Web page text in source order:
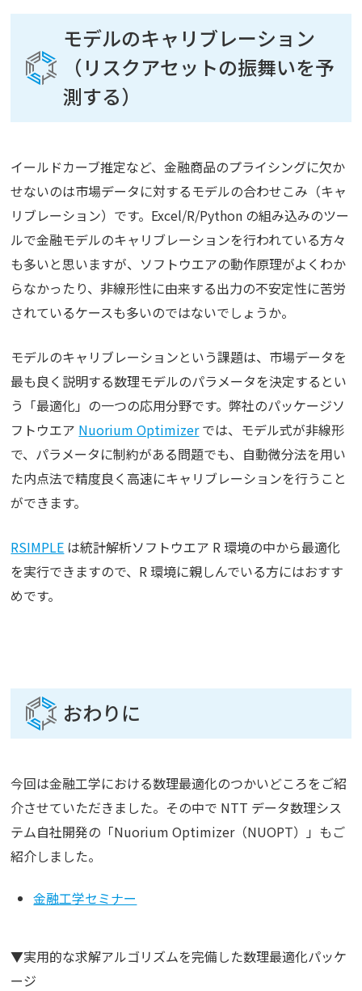
モデルのキャリブレーション
（リスクアセットの振舞いを予
測する）
イールドカーブ推定など、金融商品のプライシングに欠か
せないのは市場データに対するモデルの合わせこみ（キャ
リブレーション）です。Excel/R/Python の組み込みのツー
ルで金融モデルのキャリブレーションを行われている方々
も多いと思いますが、ソフトウエアの動作原理がよくわか
らなかったり、非線形性に由来する出力の不安定性に苦労
されているケースも多いのではないでしょうか。
モデルのキャリブレーションという課題は、市場データを
最も良く説明する数理モデルのパラメータを決定するとい
う「最適化」の一つの応用分野です。弊社のパッケージソ
フトウエア Nuorium Optimizerでは、モデル式が非線形
で、パラメータに制約がある問題でも、自動微分法を用い
た内点法で精度良く高速にキャリブレーションを行うこと
ができます。
RSIMPLE は統計解析ソフトウエア R 環境の中から最適化
を実行できますので、R 環境に親しんでいる方にはおすす
めです。
おわりに
今回は金融工学における数理最適化のつかいどころをご紹
介させていただきました。その中で NTT データ数理シス
テム自社開発の「Nuorium Optimizer（NUOPT）」もご
紹介しました。
金融工学セミナー
▼実用的な求解アルゴリズムを完備した数理最適化パッケ
ージ